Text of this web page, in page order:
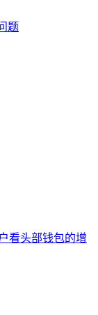
题
看头部钱包的增